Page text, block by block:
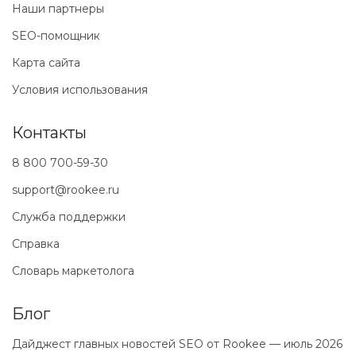
Блог
Дайджест главных новостей SEO от Rookee — июль 2026
Наши партнеры
SEO-помощник
Карта сайта
Условия использования
Контакты
8 800 700-59-30
support@rookee.ru
Служба поддержки
Справка
Словарь маркетолога